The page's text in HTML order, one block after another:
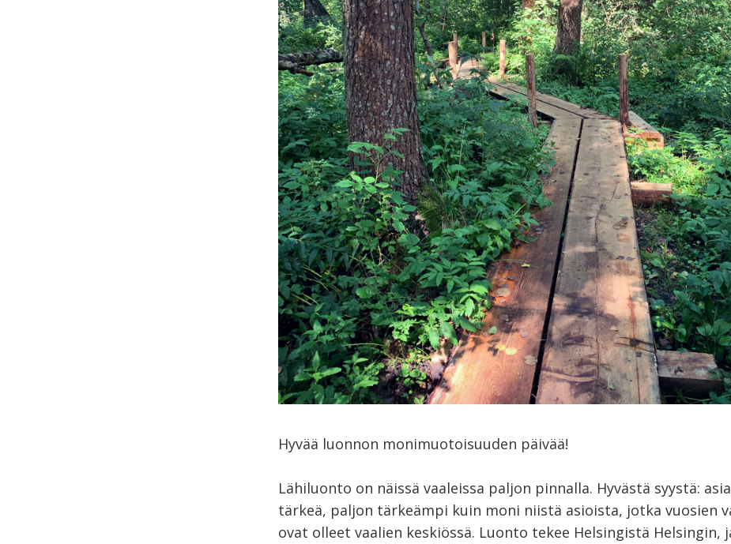
Hyvää luonnon monimuotoisuuden päivää!
Lähiluonto on näissä vaaleissa paljon pinnalla. Hyvästä syystä:
tärkeä, paljon tärkeämpi kuin moni niistä asioista, jotka vuosien
ovat olleet vaalien keskiössä. Luonto tekee Helsingistä Helsingin,